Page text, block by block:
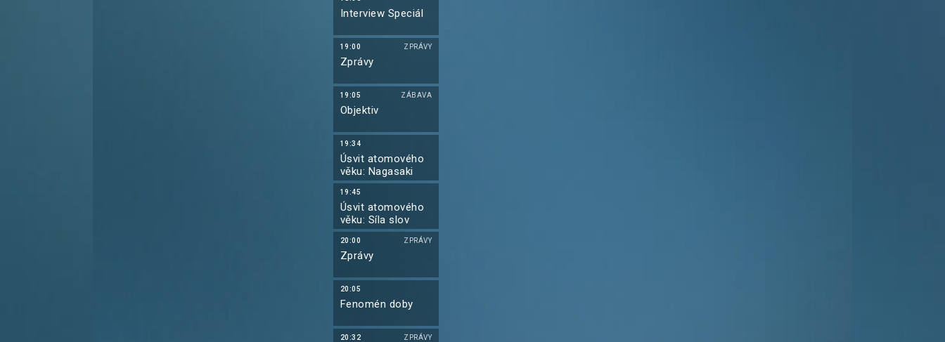
Interview Speciál
19:00 ZPRÁVY
Zprávy
19:05 ZÁBAVA
Objektiv
19:34
Úsvit atomového
věku: Nagasaki
19:45
Úsvit atomového
věku: Síla slov
20:00 ZPRÁVY
Zprávy
20:05
Fenomén doby
20:32 ZPRÁVY